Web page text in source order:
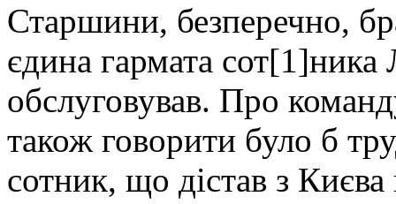
Старшини, безперечно,
єдина гармата
обслуговував. Про
також говорити було б
сотник, що дістав з Києва